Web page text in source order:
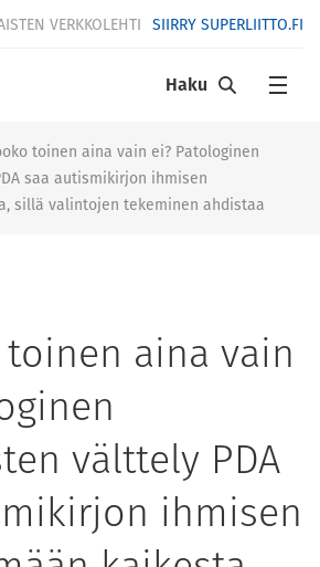
VERKKOLEHTI SIIRRY SUPERLIITTO.FI
Haku
toinen aina vain ei? Patologinen
saa autismikirjon ihmisen
sillä valintojen tekeminen ahdistaa
aina vain
välttely PDA
ihmisen